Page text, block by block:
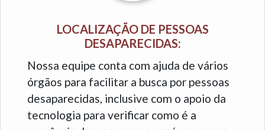
LOCALIZAÇÃO DE PESSOAS
DESAPARECIDAS:
Nossa equipe conta com ajuda de vários
órgãos para facilitar a busca por pessoas
desaparecidas, inclusive com o apoio da
tecnologia para verificar como é a